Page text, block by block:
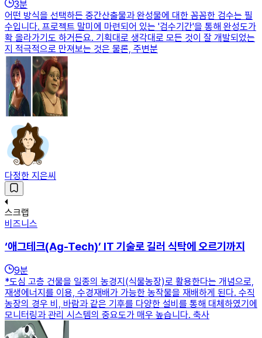
3분
어떤 방식을 선택하든 중간산출물과 완성물에 대한 꼼꼼한 검수는 필
수입니다. 프로젝트 말미에 마련되어 있는 '검수기간'을 통해 완성도가
확 올라가기도 하거든요. 기획대로 생각대로 모든 것이 잘 개발되었는
지 적극적으로 만져보는 것은 물론, 주변분
다정한 지은씨
스크랩
비즈니스
‘애그테크(Ag-Tech)’ IT 기술로 길러 식탁에 오르기까지
9분
*도심 고층 건물을 일종의 농경지(식물농장)로 활용한다는 개념으로,
재생에너지를 이용, 수경재배가 가능한 농작물을 재배하게 된다. 수직
농장의 경우 비, 바람과 같은 기후를 다양한 설비를 통해 대체하였기에
모니터링과 관리 시스템의 중요도가 매우 높습니다. 축사